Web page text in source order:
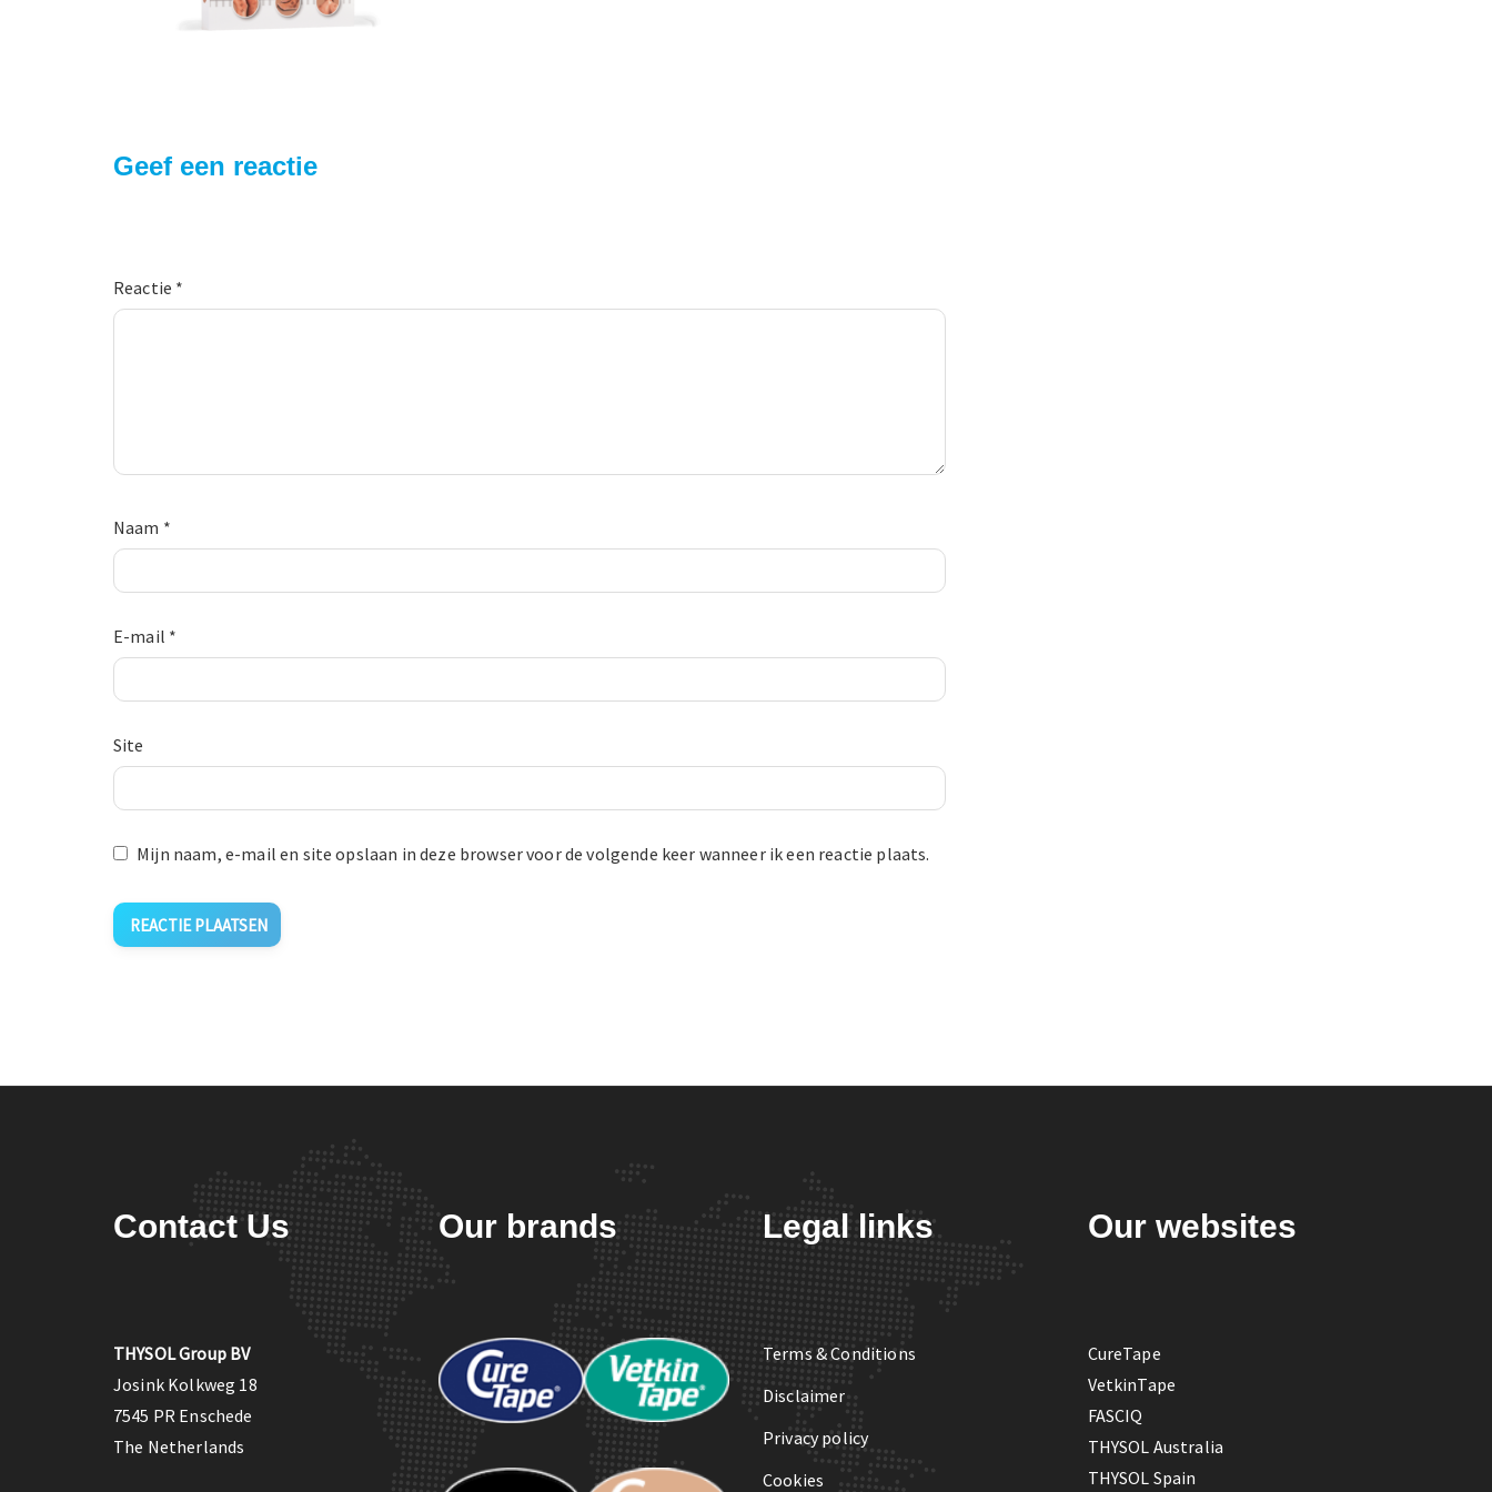
Geef een reactie
Reactie *
Naam *
E-mail *
Site
Mijn naam, e-mail en site opslaan in deze browser voor de volgende keer wanneer ik een reactie plaats.
Contact Us
THYSOL Group BV
Josink Kolkweg 18
7545 PR Enschede
The Netherlands
Our brands Legal links
Terms & Conditions
Disclaimer
Privacy policy
Cookies
Our websites
CureTape
VetkinTape
FASCIQ
THYSOL Australia
THYSOL Spain